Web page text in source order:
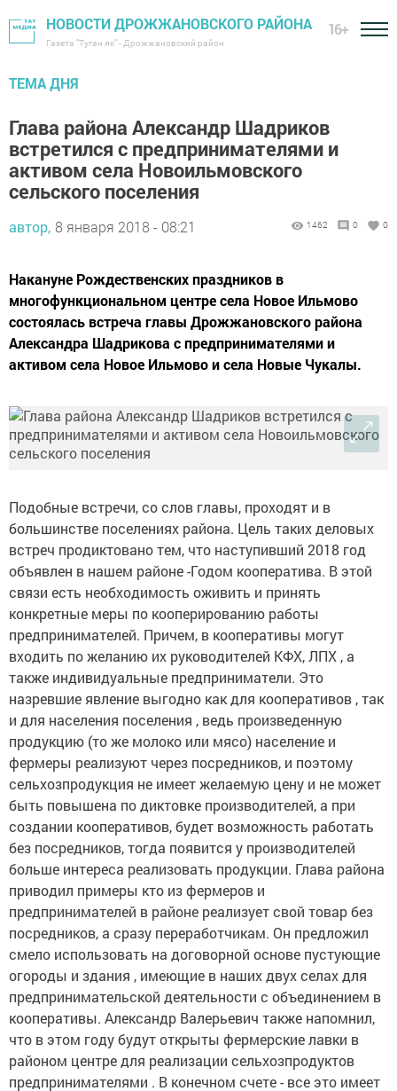
НОВОСТИ ДРОЖЖАНОВСКОГО РАЙОНА
Газета "Туган як" - Дрожжановский район
16+
ТЕМА ДНЯ
Глава района Александр Шадриков
встретился с предпринимателями и
активом села Новоильмовского
сельского поселения
автор, 8 января 2018 - 08:21 1462 0 0
Накануне Рождественских праздников в
многофункциональном центре села Новое Ильмово
состоялась встреча главы Дрожжановского района
Александра Шадрикова с предпринимателями и
активом села Новое Ильмово и села Новые Чукалы.
Подобные встречи, со слов главы, проходят и в
большинстве поселениях района. Цель таких деловых
встреч продиктовано тем, что наступивший 2018 год
объявлен в нашем районе -Годом кооператива. В этой
связи есть необходимость оживить и принять
конкретные меры по кооперированию работы
предпринимателей. Причем, в кооперативы могут
входить по желанию их руководителей КФХ, ЛПХ , а
также индивидуальные предприниматели. Это
назревшие явление выгодно как для кооперативов , так
и для населения поселения , ведь произведенную
продукцию (то же молоко или мясо) население и
фермеры реализуют через посредников, и поэтому
сельхозпродукция не имеет желаемую цену и не может
быть повышена по диктовке производителей, а при
создании кооперативов, будет возможность работать
без посредников, тогда появится у производителей
больше интереса реализовать продукции. Глава района
приводил примеры кто из фермеров и
предпринимателей в районе реализует свой товар без
посредников, а сразу переработчикам. Он предложил
смело использовать на договорной основе пустующие
огороды и здания , имеющие в наших двух селах для
предпринимательской деятельности с объединением в
кооперативы. Александр Валерьевич также напомнил,
что в этом году будут открыты фермерские лавки в
районом центре для реализации сельхозпродуктов
предпринимателями . В конечном счете - все это имеет